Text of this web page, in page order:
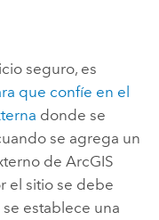
seguro, es
que confíe en el
donde se
se agrega un
de ArcGIS
el sitio se debe
establece una